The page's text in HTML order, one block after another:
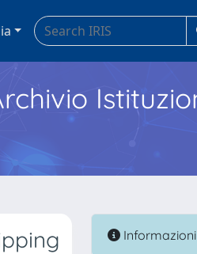
Informazioni